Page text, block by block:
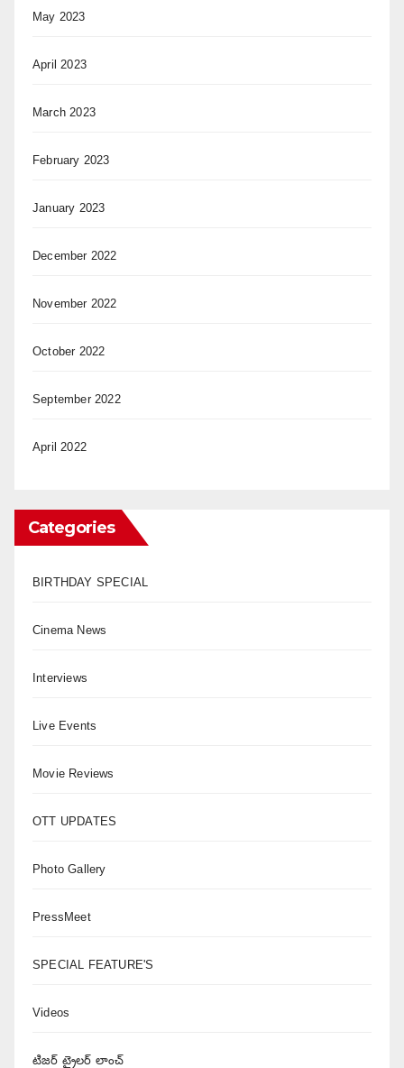
May 2023
April 2023
March 2023
February 2023
January 2023
December 2022
November 2022
October 2022
September 2022
April 2022
Categories
BIRTHDAY SPECIAL
Cinema News
Interviews
Live Events
Movie Reviews
OTT UPDATES
Photo Gallery
PressMeet
SPECIAL FEATURE'S
Videos
టిజర్ ట్రైలర్ లాంచ్